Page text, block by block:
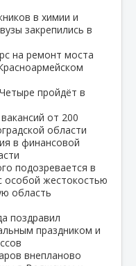
в химии и
закрепились в
на ремонт моста
пройдёт в
от 200
области
в финансовой
подозревается в
особой жестокостью
область
поздравил
праздником и
внепланово